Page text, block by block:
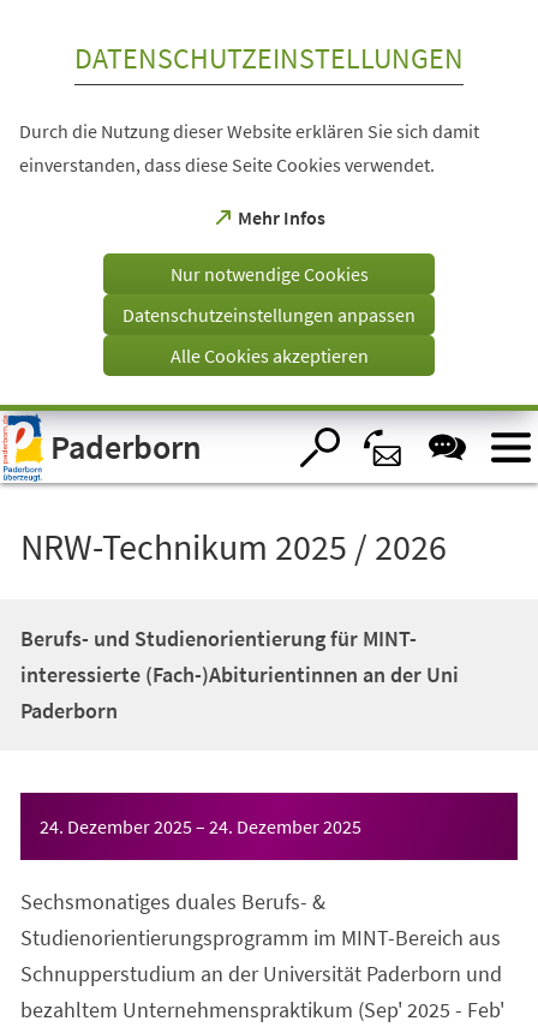
Visuelle
Assistenzsoftware
öffnen.
DATENSCHUTZEINSTELLUNGEN
Durch die Nutzung dieser Website erklären Sie sich damit
einverstanden, dass diese Seite Cookies verwendet.
Mehr Infos
(Öffnet
einem
Tab)
Nur notwendige Cookies
Datenschutzeinstellungen anpassen
Alle Cookies akzeptieren
Paderborn
NRW-Technikum 2025 / 2026
Berufs- und Studienorientierung für MINT-
interessierte (Fach-)Abiturientinnen an der Uni
Paderborn
24. Dezember 2025– 24. Dezember 2025
Sechsmonatiges duales Berufs- &
Studienorientierungsprogramm im MINT-Bereich aus
Schnupperstudium an der Universität Paderborn und
bezahltem Unternehmenspraktikum (Sep' 2025 - Feb'